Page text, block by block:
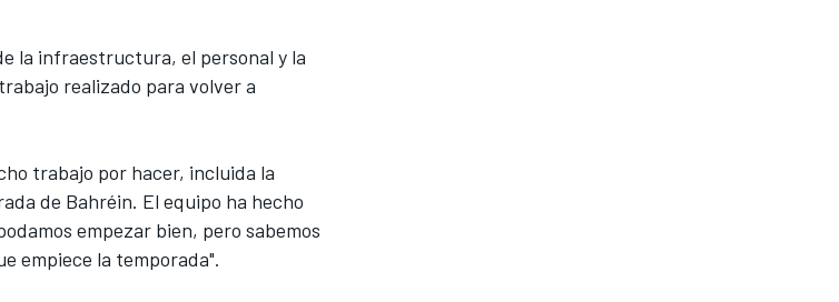
la infraestructura, el personal y la
realizado para volver a
trabajo por hacer, incluida la
de Bahréin. El equipo ha hecho
empezar bien, pero sabemos
empiece la temporada".